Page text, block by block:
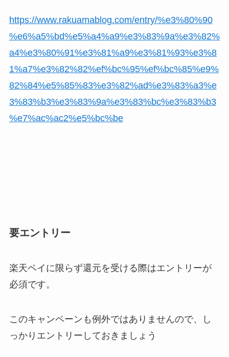
https://www.rakuamablog.com/entry/%e3%80%90
%e6%a5%bd%e5%a4%a9%e3%83%9a%e3%82%
a4%e3%80%91%e3%81%a9%e3%81%93%e3%8
1%a7%e3%82%82%ef%bc%95%ef%bc%85%e9%
82%84%e5%85%83%e3%82%ad%e3%83%a3%e
3%83%b3%e3%83%9a%e3%83%bc%e3%83%b3
%e7%ac%ac2%e5%bc%be
要エントリー
楽天ペイに限らず還元を受ける際はエントリーが
必須です。
このキャンペーンも例外ではありませんので、し
っかりエントリーしておきましょう